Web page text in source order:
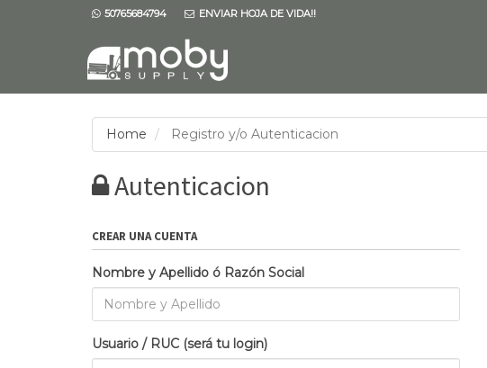
50765684794 ENVIAR HOJA DE VIDA!!
Home Registro y/o Autenticacion
Autenticacion
CREAR UNA CUENTA
Nombre y Apellido ó Razón Social
Usuario / RUC (será tu login)